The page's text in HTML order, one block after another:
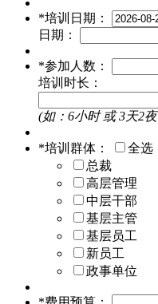
*培训日期：
日期：
*参加人数：
培训时长：
(如：6小时 或 3天2
*培训群体：
全选
总裁
高层管理
中层干部
基层主管
基层员工
新员工
政事单位